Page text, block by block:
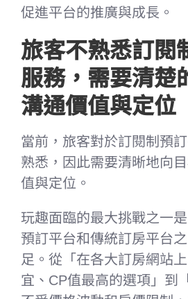
促進平台的推廣與成長。
旅客不熟悉訂閱
服務，需要清楚
溝通價值與定位
當前，旅客對於訂閱制預
熟悉，因此需要清晰地向
值與定位。
玩趣面臨的最大挑戰之一
預訂平台和傳統訂房平台
足。從「在各大訂房網站
宜、CP值最高的選項」到